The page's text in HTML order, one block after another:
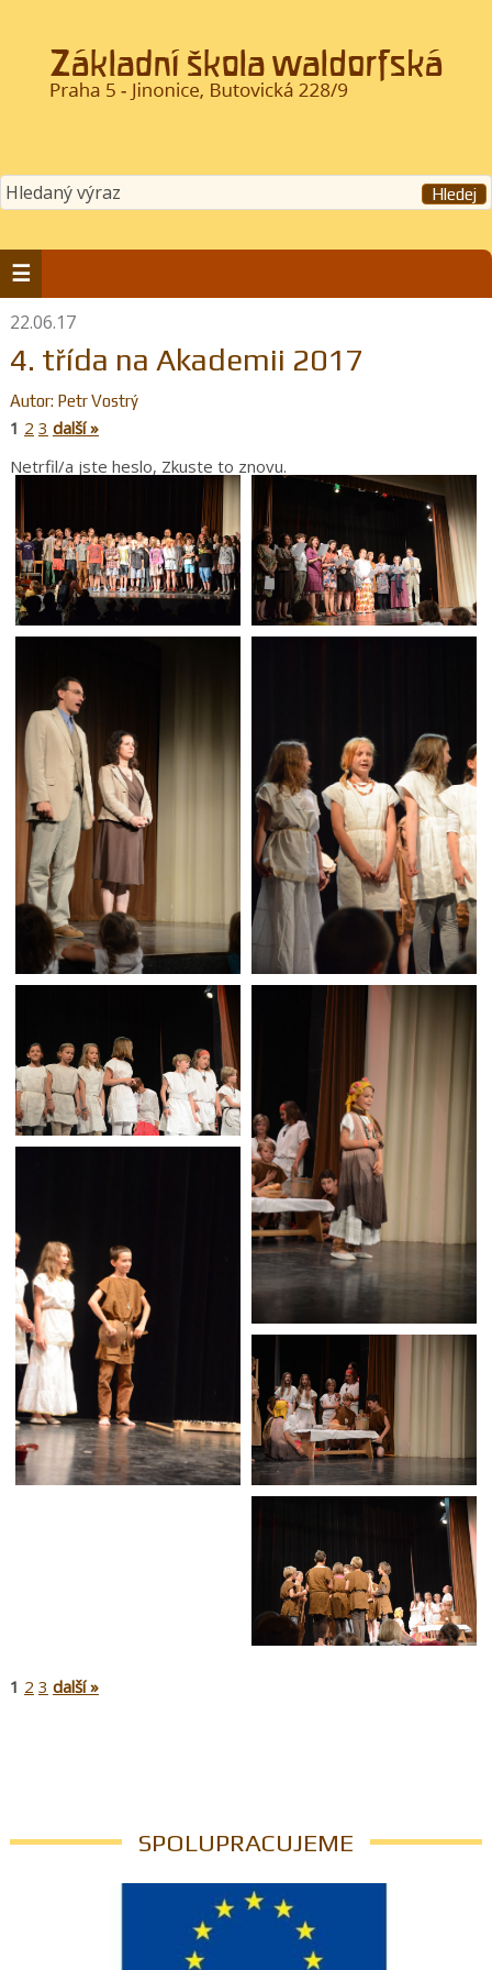
22.06.17
4. třída na Akademii 2017
Autor: Petr Vostrý
1 2 3 další »
Netrfil/a jste heslo, Zkuste to znovu.
1 2 3 další »
SPOLUPRACUJEME